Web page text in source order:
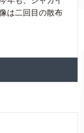
は二回目の散布